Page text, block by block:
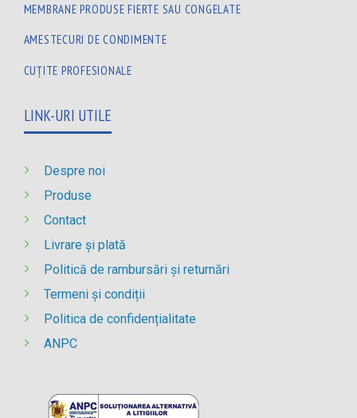
MEMBRANE PRODUSE FIERTE SAU CONGELATE
AMESTECURI DE CONDIMENTE
CUȚITE PROFESIONALE
LINK-URI UTILE
Despre noi
Produse
Contact
Livrare și plată
Politică de rambursări și returnări
Termeni și condiții
Politica de confidențialitate
ANPC